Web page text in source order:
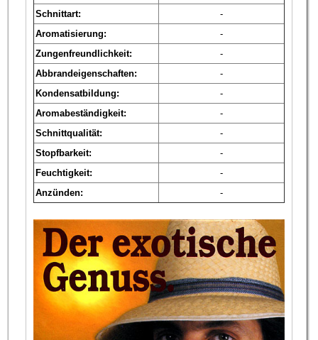
Schnittart:
-
Aromatisierung:
-
Zungenfreundlichkeit:
-
Abbrandeigenschaften:
-
Kondensatbildung:
-
Aromabeständigkeit:
-
Schnittqualität:
-
Stopfbarkeit:
-
Feuchtigkeit:
-
Anzünden:
-